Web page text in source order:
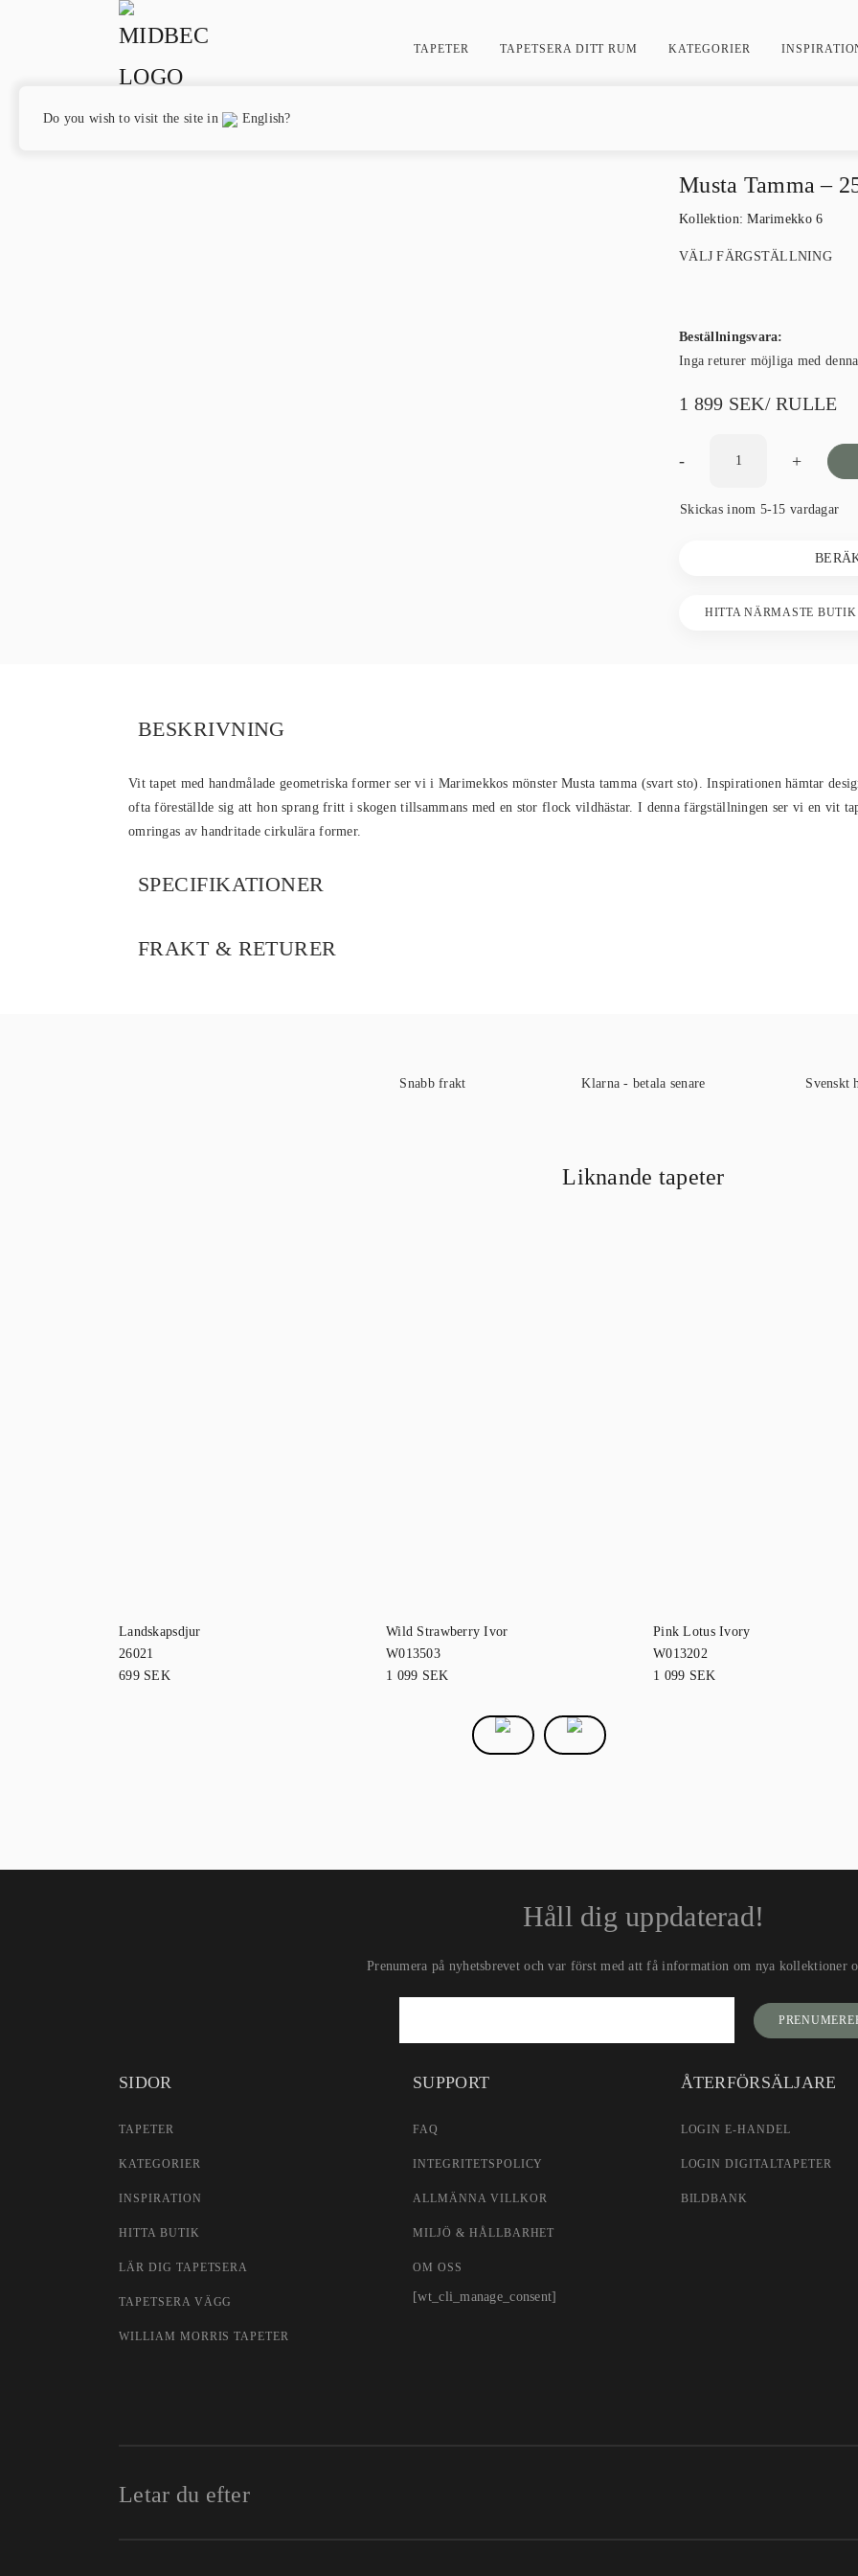
TAPETER TAPETSERA DITT RUM KATEGORIER
Musta Tamma –
Kollektion:Marimekko 6
VÄLJ FÄRGSTÄLLNING
1 899 SEK/ RULLE
- +
Skickas inom 5-15 vardagar
Beställningsvara:
Inga returer möjliga med
HITTA NÄRMASTE BUTIK
BESKRIVNING
Vit tapet med handmålade geometriska former ser vi i Marimekkos mönster Musta tamma (svart sto). Inspirationen hämtar
ofta föreställde sig att hon sprang fritt i skogen tillsammans med en stor flock vildhästar. I denna färgställningen ser vi en vit
omringas av handritade cirkulära former.
SPECIFIKATIONER
FRAKT & RETURER
Snabb frakt Klarna - betala senare Svenskt
Liknande tapeter
Landskapsdjur
26021
699 SEK
Wild Strawberry Ivor
W013503
1 099 SEK
Pink Lotus Ivory
W013202
1 099 SEK
Håll dig uppdaterad!
Prenumera på nyhetsbrevet och var först med att få information om nya kollektioner
SIDOR
TAPETER
KATEGORIER
INSPIRATION
HITTA BUTIK
LÄR DIG TAPETSERA
TAPETSERA VÄGG
WILLIAM MORRIS TAPETER
SUPPORT
FAQ
INTEGRITETSPOLICY
ALLMÄNNA VILLKOR
MILJÖ & HÅLLBARHET
OM OSS
[wt_cli_manage_consent]
ÅTERFÖRSÄLJARE
LOGIN E-HANDEL
LOGIN DIGITALTAPETER
BILDBANK
Letar du efter
Do you wish to visit the site in English?